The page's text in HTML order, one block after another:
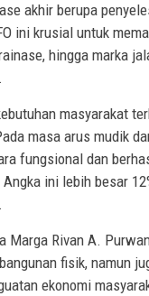
akhir berupa
ini krusial untuk
hingga marka
masyarakat
masa arus mudik
fungsional dan
Angka ini lebih besar
Marga Rivan A.
fisik, namun
ekonomi